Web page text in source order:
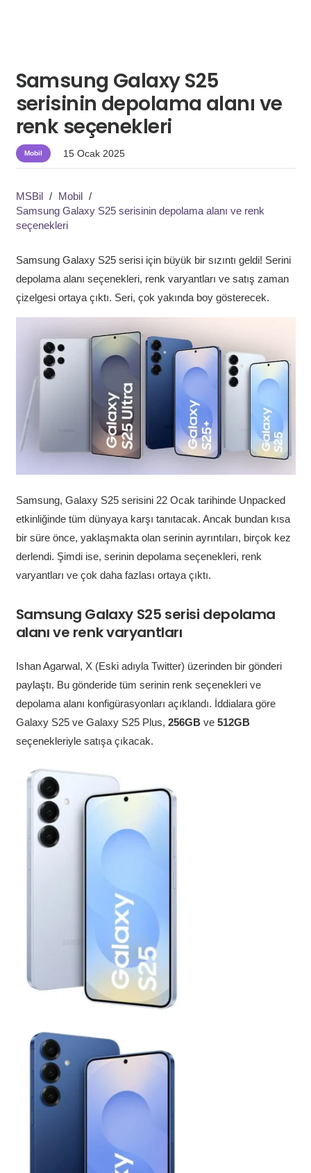
Samsung Galaxy S25
serisinin depolama alanı ve
renk seçenekleri
Mobil 15 Ocak 2025
MSBil / Mobil /
Samsung Galaxy S25 serisinin depolama alanı ve renk
seçenekleri
Samsung Galaxy S25 serisi için büyük bir sızıntı geldi! Serini
depolama alanı seçenekleri, renk varyantları ve satış zaman
çizelgesi ortaya çıktı. Seri, çok yakında boy gösterecek.
Samsung, Galaxy S25 serisini 22 Ocak tarihinde Unpacked
etkinliğinde tüm dünyaya karşı tanıtacak. Ancak bundan kısa
bir süre önce, yaklaşmakta olan serinin ayrıntıları, birçok kez
derlendi. Şimdi ise, serinin depolama seçenekleri, renk
varyantları ve çok daha fazlası ortaya çıktı.
Samsung Galaxy S25 serisi depolama
alanı ve renk varyantları
Ishan Agarwal, X (Eski adıyla Twitter) üzerinden bir gönderi
paylaştı. Bu gönderide tüm serinin renk seçenekleri ve
depolama alanı konfigürasyonları açıklandı. İddialara göre
Galaxy S25 ve Galaxy S25 Plus, 256GBve 512GB
seçenekleriyle satışa çıkacak.